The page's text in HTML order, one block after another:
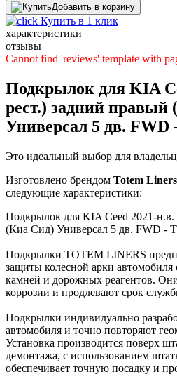
Добавить в корзину
Купить в 1 клик
характеристики
отзывы
Cannot find 'reviews' template with
Подкрылок для KIA
рест.) задний правый
Универсал 5 дв.
Это идеальный выбор для
Изготовлено брендом Totem Liners
следующие характеристики:
Подкрылок для KIA Ceed 2021-н.в.
(Киа Сид) Универсал 5 дв. FWD -
Подкрылки TOTEM LINERS
защиты колесной арки автомобиля
камней и дорожных реагентов.
коррозии и продлевают срок
Подкрылки индивидуально
автомобиля и точно повторяют
Установка производится поверх
демонтажа, с использованием
обеспечивает точную посадку и